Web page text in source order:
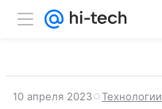
10 апреля 2023 Технологии